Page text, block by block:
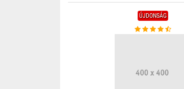
ÚJDONSÁG